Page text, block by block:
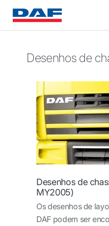
Desenhos de
Desenhos de
MY2005)
Os desenhos de
DAF podem ser